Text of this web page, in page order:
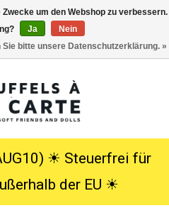
☀︎ Steuerfrei für
der EU ☀︎
um den Webshop zu verbessern.
Ja
Nein
bitte unsere Datenschutzerklärung. »